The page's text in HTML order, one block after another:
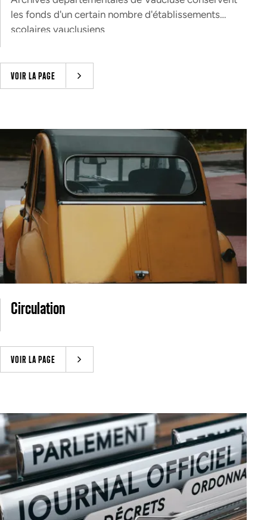
les fonds d'un certain nombre d'établissements
scolaires vauclusiens
VOIR LA PAGE
Circulation
VOIR LA PAGE